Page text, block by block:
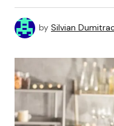
by Silvian